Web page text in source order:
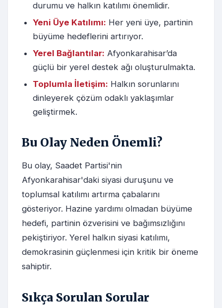
durumu ve halkın katılımı önemlidir.
Yeni Üye Katılımı: Her yeni üye, partinin
büyüme hedeflerini artırıyor.
Yerel Bağlantılar: Afyonkarahisar’da
güçlü bir yerel destek ağı oluşturulmakta.
Toplumla İletişim: Halkın sorunlarını
dinleyerek çözüm odaklı yaklaşımlar
geliştirmek.
Bu Olay Neden Önemli?
Bu olay, Saadet Partisi'nin
Afyonkarahisar'daki siyasi duruşunu ve
toplumsal katılımı artırma çabalarını
gösteriyor. Hazine yardımı olmadan büyüme
hedefi, partinin özverisini ve bağımsızlığını
pekiştiriyor. Yerel halkın siyasi katılımı,
demokrasinin güçlenmesi için kritik bir öneme
sahiptir.
Sıkça Sorulan Sorular